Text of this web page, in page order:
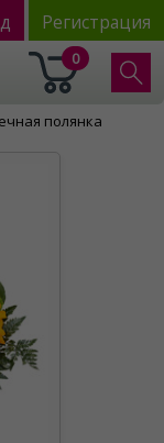
Регистрация
0
полянка